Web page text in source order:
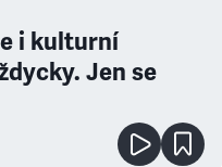
i kulturní
Jen se